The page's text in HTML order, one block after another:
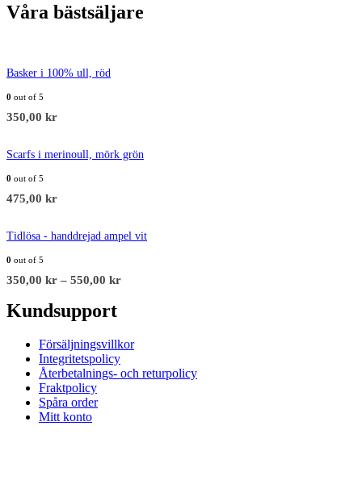
Våra bästsäljare
Basker i 100% ull, röd
0 out of 5
350,00 kr
Scarfs i merinoull, mörk grön
0 out of 5
475,00 kr
Tidlösa - handdrejad ampel vit
0 out of 5
350,00 kr – 550,00 kr
Kundsupport
Försäljningsvillkor
Integritetspolicy
Återbetalnings- och returpolicy
Fraktpolicy
Spåra order
Mitt konto